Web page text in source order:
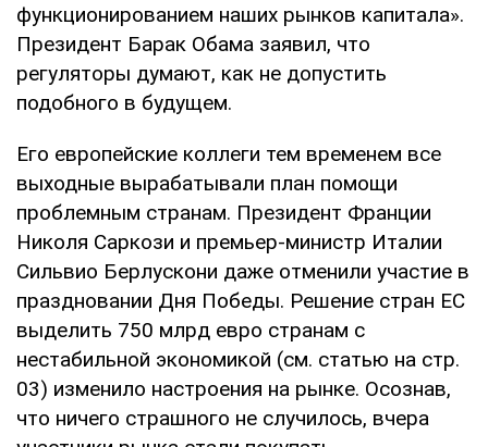
функционированием наших рынков капитала».
Президент Барак Обама заявил, что
регуляторы думают, как не допустить
подобного в будущем.
Его европейские коллеги тем временем все
выходные вырабатывали план помощи
проблемным странам. Президент Франции
Николя Саркози и премьер-министр Италии
Сильвио Берлускони даже отменили участие в
праздновании Дня Победы. Решение стран ЕС
выделить 750 млрд евро странам с
нестабильной экономикой (см. статью на стр.
03) изменило настроения на рынке. Осознав,
что ничего страшного не случилось, вчера